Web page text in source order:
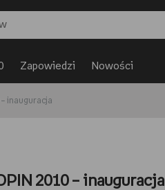
Zapowiedzi Nowości
inauguracja
2010 – inauguracja